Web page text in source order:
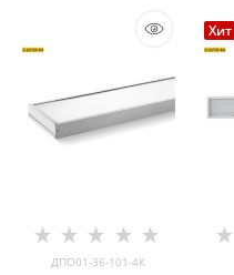
ДПО01-36-101-4К
Хит